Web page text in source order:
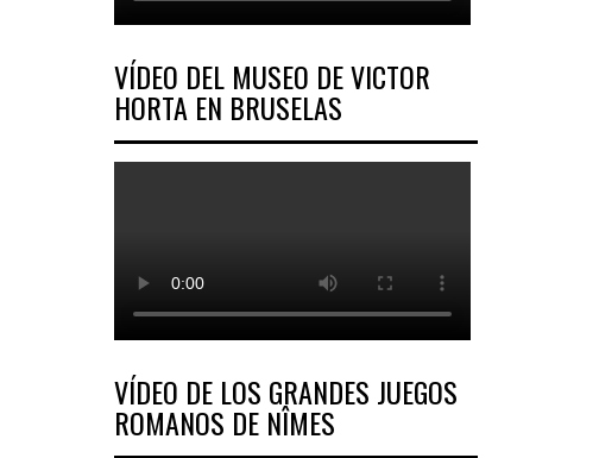
VÍDEO DEL MUSEO DE VICTOR
HORTA EN BRUSELAS
VÍDEO DE LOS GRANDES JUEGOS
ROMANOS DE NÎMES